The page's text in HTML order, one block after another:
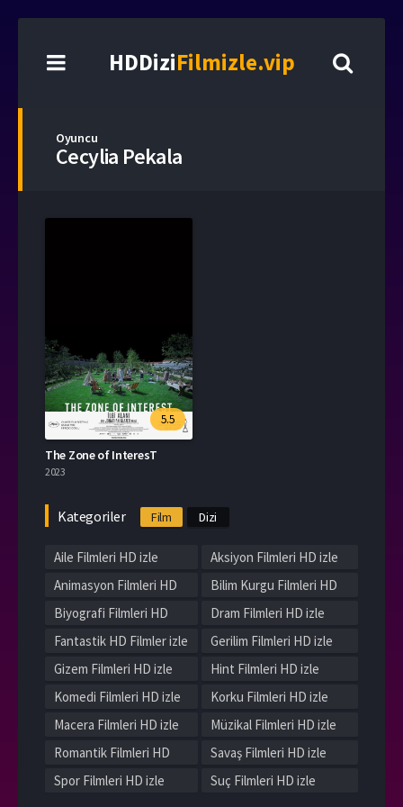
HDDiziFilmizle.vip
Oyuncu
Cecylia Pekala
5.5
The Zone of InteresT
2023
Kategoriler Film Dizi
Aile Filmleri HD izle
Aksiyon Filmleri HD izle
Animasyon Filmleri HD
izle
Bilim Kurgu Filmleri HD
izle
Biyografi Filmleri HD
izle
Dram Filmleri HD izle
Fantastik HD Filmler izle
Gerilim Filmleri HD izle
Gizem Filmleri HD izle
Hint Filmleri HD izle
Komedi Filmleri HD izle
Korku Filmleri HD izle
Macera Filmleri HD izle
Müzikal Filmleri HD izle
Romantik Filmleri HD
izle
Savaş Filmleri HD izle
Spor Filmleri HD izle
Suç Filmleri HD izle